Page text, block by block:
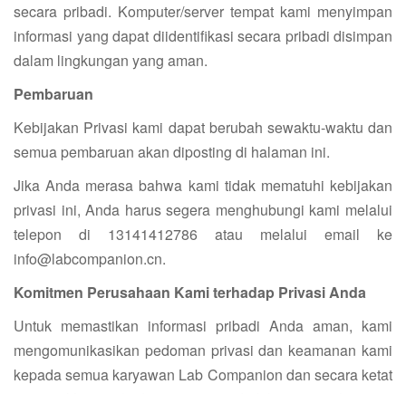
secara pribadi. Komputer/server tempat kami menyimpan
informasi yang dapat diidentifikasi secara pribadi disimpan
dalam lingkungan yang aman.
Pembaruan
Kebijakan Privasi kami dapat berubah sewaktu-waktu dan
semua pembaruan akan diposting di halaman ini.
Jika Anda merasa bahwa kami tidak mematuhi kebijakan
privasi ini, Anda harus segera menghubungi kami melalui
telepon di 13141412786 atau melalui email ke
info@labcompanion.cn.
Komitmen Perusahaan Kami terhadap Privasi Anda
Untuk memastikan informasi pribadi Anda aman, kami
mengomunikasikan pedoman privasi dan keamanan kami
kepada semua karyawan Lab Companion dan secara ketat